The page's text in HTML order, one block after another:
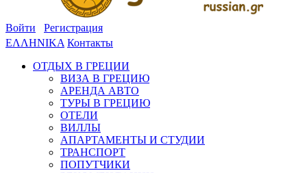
Войти
Регистрация
ΕΛΛΗΝΙΚΑ Контакты
ОТДЫХ В ГРЕЦИИ
ВИЗА В ГРЕЦИЮ
АРЕНДА АВТО
ТУРЫ В ГРЕЦИЮ
ОТЕЛИ
ВИЛЛЫ
АПАРТАМЕНТЫ И СТУДИИ
ТРАНСПОРТ
ПОПУТЧИКИ